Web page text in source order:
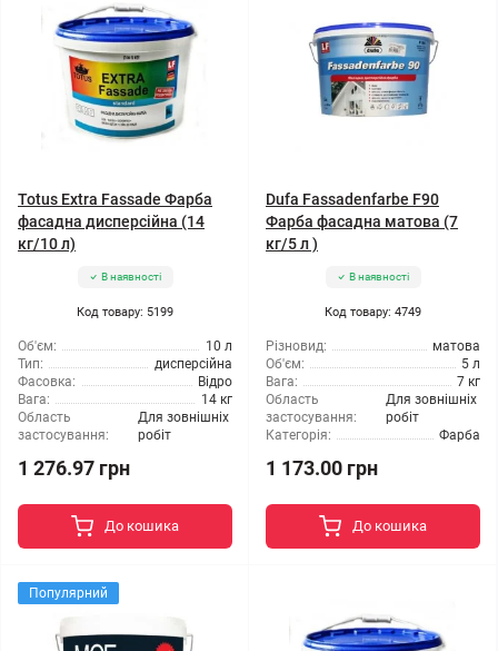
Totus Extra Fassade Фарба
фасадна дисперсійна (14
кг/10 л)
В наявності
Код товару: 5199
Об'єм:
10 л
Тип:
дисперсійна
Фасовка:
Відро
Вага:
14 кг
Область
застосування:
Для зовнішніх
робіт
1 276.97 грн
До кошика
Dufa Fassadenfarbe F90
Фарба фасадна матова (7
кг/5 л )
В наявності
Код товару: 4749
Різновид:
матова
Об'єм:
5 л
Вага:
7 кг
Область
застосування:
Для зовнішніх
робіт
Категорія:
Фарба
1 173.00 грн
До кошика
Популярний